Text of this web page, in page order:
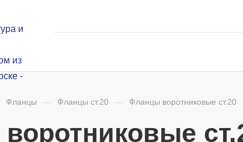
Фланцы — Фланцы ст.20 — Фланцы воротниковые ст.20